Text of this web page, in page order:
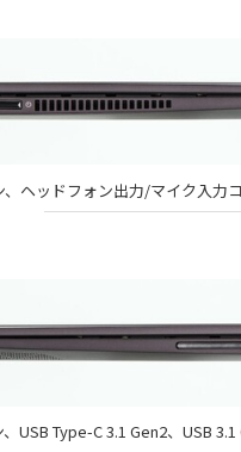
ヘッドフォン出力/マイク入
USB Type-C 3.1 Gen2、USB